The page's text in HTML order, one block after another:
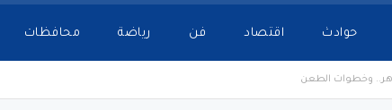
حوادث اقتصاد فن رياضة محافظات
وخطوات الطعن